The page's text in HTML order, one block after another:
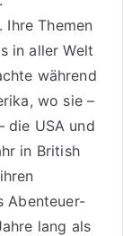
Ihre Themen
in aller Welt
während
wo sie –
die USA und
in British
Abenteuer-
lang als